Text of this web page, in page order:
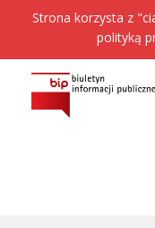
Strona korzysta z
polityką